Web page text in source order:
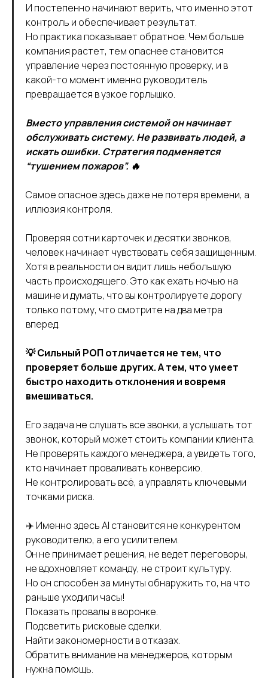
И постепенно начинают верить, что именно этот
контроль и обеспечивает результат.
Но практика показывает обратное. Чем больше
компания растет, тем опаснее становится
управление через постоянную проверку, и в
какой-то момент именно руководитель
превращается в узкое горлышко.
Вместо управления системой он начинает
обслуживать систему. Не развивать людей, а
искать ошибки. Стратегия подменяется
“тушением пожаров”. 🔥
Самое опасное здесь даже не потеря времени, а
иллюзия контроля.
Проверяя сотни карточек и десятки звонков,
человек начинает чувствовать себя защищенным.
Хотя в реальности он видит лишь небольшую
часть происходящего. Это как ехать ночью на
машине и думать, что вы контролируете дорогу
только потому, что смотрите на два метра
вперед.
💡 Сильный РОП отличается не тем, что
проверяет больше других. А тем, что умеет
быстро находить отклонения и вовремя
вмешиваться.
Его задача не слушать все звонки, а услышать тот
звонок, который может стоить компании клиента.
Не проверять каждого менеджера, а увидеть того,
кто начинает проваливать конверсию.
Не контролировать всё, а управлять ключевыми
точками риска.
✈️ Именно здесь AI становится не конкурентом
руководителю, а его усилителем.
Он не принимает решения, не ведет переговоры,
не вдохновляет команду, не строит культуру.
Но он способен за минуты обнаружить то, на что
раньше уходили часы!
Показать провалы в воронке.
Подсветить рисковые сделки.
Найти закономерности в отказах.
Обратить внимание на менеджеров, которым
нужна помощь.